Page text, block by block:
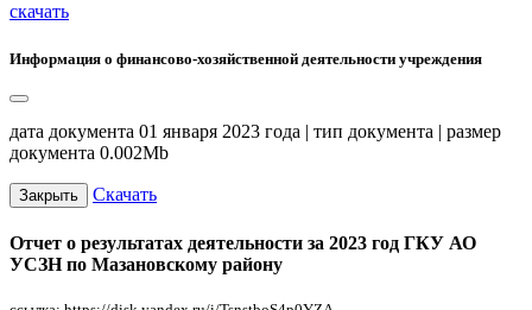
скачать
Информация о финансово-хозяйственной деятельности учреждения
дата документа 01 января 2023 года | тип документа | размер
документа 0.002Mb
Закрыть Скачать
Отчет о результатах деятельности за 2023 год ГКУ АО
УСЗН по Мазановскому району